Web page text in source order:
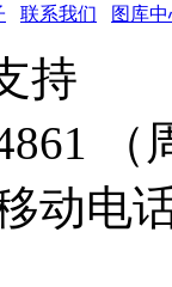
联系我们 图库
持
动电